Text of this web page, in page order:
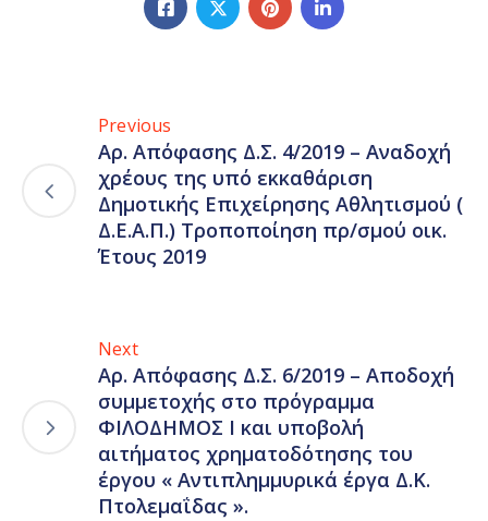
Previous
Αρ. Απόφασης Δ.Σ. 4/2019 – Αναδοχή
χρέους της υπό εκκαθάριση
Δημοτικής Επιχείρησης Αθλητισμού (
Δ.Ε.Α.Π.) Τροποποίηση πρ/σμού οικ.
Έτους 2019
Next
Αρ. Απόφασης Δ.Σ. 6/2019 – Αποδοχή
συμμετοχής στο πρόγραμμα
ΦΙΛΟΔΗΜΟΣ Ι και υποβολή
αιτήματος χρηματοδότησης του
έργου « Αντιπλημμυρικά έργα Δ.Κ.
Πτολεμαΐδας ».